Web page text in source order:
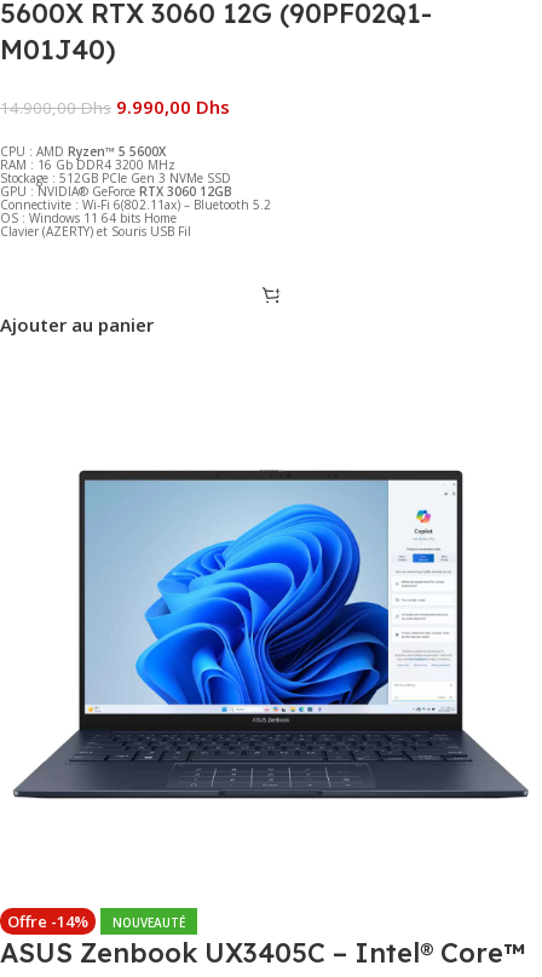
5600X RTX 3060 12G (90PF02Q1-
M01J40)
14.900,00Dhs 9.990,00 Dhs
CPU : AMD Ryzen™ 5 5600X
RAM : 16 Gb DDR4 3200 MHz
Stockage : 512GB PCIe Gen 3 NVMe SSD
GPU : NVIDIA® GeForce RTX 3060 12GB
Connectivite : Wi-Fi 6(802.11ax) – Bluetooth 5.2
OS : Windows 11 64 bits Home
Clavier (AZERTY) et Souris USB Fil
Ajouter au panier
Offre -14% NOUVEAUTÉ
ASUS Zenbook UX3405C – Intel® Core™